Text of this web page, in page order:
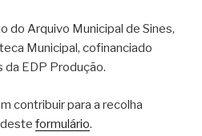
do Arquivo Municipal de Sines,
Municipal, cofinanciado
da EDP Produção.
contribuir para a recolha
formulário.